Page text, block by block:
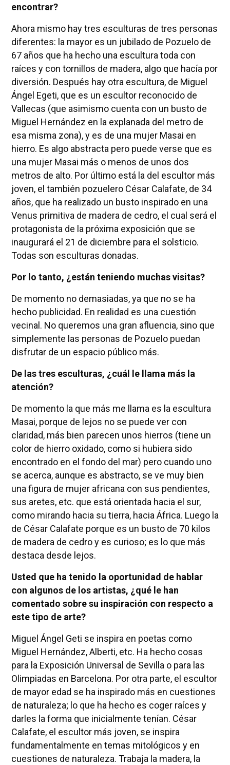
encontrar?
Ahora mismo hay tres esculturas de tres personas
diferentes: la mayor es un jubilado de Pozuelo de
67 años que ha hecho una escultura toda con
raíces y con tornillos de madera, algo que hacía por
diversión. Después hay otra escultura, de Miguel
Ángel Egeti, que es un escultor reconocido de
Vallecas (que asimismo cuenta con un busto de
Miguel Hernández en la explanada del metro de
esa misma zona), y es de una mujer Masai en
hierro. Es algo abstracta pero puede verse que es
una mujer Masai más o menos de unos dos
metros de alto. Por último está la del escultor más
joven, el también pozuelero César Calafate, de 34
años, que ha realizado un busto inspirado en una
Venus primitiva de madera de cedro, el cual será el
protagonista de la próxima exposición que se
inaugurará el 21 de diciembre para el solsticio.
Todas son esculturas donadas.
Por lo tanto, ¿están teniendo muchas visitas?
De momento no demasiadas, ya que no se ha
hecho publicidad. En realidad es una cuestión
vecinal. No queremos una gran afluencia, sino que
simplemente las personas de Pozuelo puedan
disfrutar de un espacio público más.
De las tres esculturas, ¿cuál le llama más la
atención?
De momento la que más me llama es la escultura
Masai, porque de lejos no se puede ver con
claridad, más bien parecen unos hierros (tiene un
color de hierro oxidado, como si hubiera sido
encontrado en el fondo del mar) pero cuando uno
se acerca, aunque es abstracto, se ve muy bien
una figura de mujer africana con sus pendientes,
sus aretes, etc. que está orientada hacia el sur,
como mirando hacia su tierra, hacia África. Luego la
de César Calafate porque es un busto de 70 kilos
de madera de cedro y es curioso; es lo que más
destaca desde lejos.
Usted que ha tenido la oportunidad de hablar
con algunos de los artistas, ¿qué le han
comentado sobre su inspiración con respecto a
este tipo de arte?
Miguel Ángel Geti se inspira en poetas como
Miguel Hernández, Alberti, etc. Ha hecho cosas
para la Exposición Universal de Sevilla o para las
Olimpiadas en Barcelona. Por otra parte, el escultor
de mayor edad se ha inspirado más en cuestiones
de naturaleza; lo que ha hecho es coger raíces y
darles la forma que inicialmente tenían. César
Calafate, el escultor más joven, se inspira
fundamentalmente en temas mitológicos y en
cuestiones de naturaleza. Trabaja la madera, la